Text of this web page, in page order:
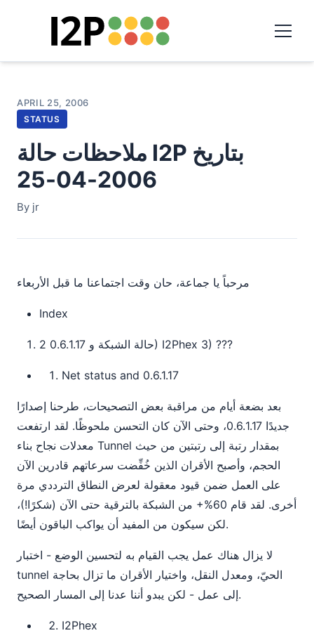
APRIL 25, 2006
STATUS
ملاحظات حالة I2P بتاريخ
2006-04-25
By jr
مرحباً يا جماعة، حان وقت اجتماعنا ما قبل الأربعاء
Index
حالة الشبكة و 0.6.1.17 2) I2Phex 3) ???
Net status and 0.6.1.17
بعد بضعة أيام من مراقبة بعض التصحيحات، طرحنا إصدارًا
جديدًا 0.6.1.17، وحتى الآن كان التحسن ملحوظًا. لقد ارتفعت
معدلات نجاح بناء Tunnel بمقدار رتبة إلى رتبتين من حيث
الحجم، وأصبح الأقران الذين خُفِّضت سرعاتهم قادرين الآن
على العمل ضمن قيود معقولة لعرض النطاق الترددي مرة
أخرى. لقد قام 60%+ من الشبكة بالترقية حتى الآن (شكرًا!)،
لكن سيكون من المفيد أن يواكب الباقون أيضًا.
لا يزال هناك عمل يجب القيام به لتحسين الوضع - اختبار
tunnel الحيّ، ومعدل النقل، واختيار الأقران ما تزال بحاجة
إلى عمل - لكن يبدو أننا عدنا إلى المسار الصحيح.
I2Phex